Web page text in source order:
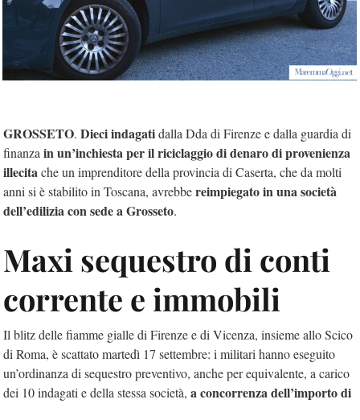
GROSSETO. Dieci indagatidalla Dda di Firenze e dalla guardia di
finanza in un’inchiesta per il riciclaggio di denaro di provenienza
illecitache un imprenditore della provincia di Caserta, che da molti
anni si è stabilito in Toscana, avrebbereimpiegato in una società
dell’edilizia con sede a Grosseto.
Maxi sequestro di conti
corrente e immobili
Il blitz delle fiamme gialle di Firenze e di Vicenza, insieme allo Scico
di Roma, è scattato martedì 17 settembre: i militari hanno eseguito
un’ordinanza di sequestro preventivo, anche per equivalente, a carico
dei 10 indagati e della stessa società, a concorrenza dell’importo di